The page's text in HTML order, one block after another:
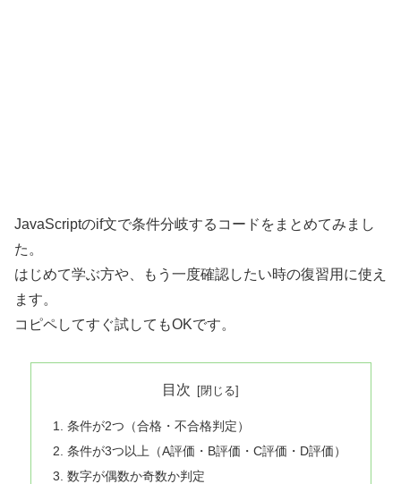
JavaScriptのif文で条件分岐するコードをまとめてみまし
た。
はじめて学ぶ方や、もう一度確認したい時の復習用に使え
ます。
コピペしてすぐ試してもOKです。
目次
条件が2つ（合格・不合格判定）
条件が3つ以上（A評価・B評価・C評価・D評価）
数字が偶数か奇数か判定